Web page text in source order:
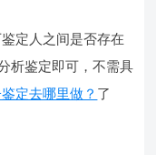
定人之间是否存在
析鉴定即可，不需具
定去哪里做？ 了